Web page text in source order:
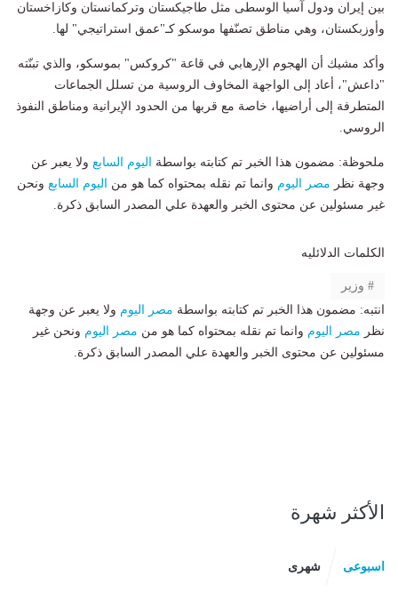
بين إيران ودول آسيا الوسطى مثل طاجيكستان وتركمانستان وكازاخستان
وأوزبكستان، وهي مناطق تصنّفها موسكو كـ"عمق استراتيجي" لها.
وأكد مشيك أن الهجوم الإرهابي في قاعة "كروكس" بموسكو، والذي تبنّته
"داعش"، أعاد إلى الواجهة المخاوف الروسية من تسلل الجماعات
المتطرفة إلى أراضيها، خاصة مع قربها من الحدود الإيرانية ومناطق النفوذ
الروسي.
ملحوظة: مضمون هذا الخبر تم كتابته بواسطة اليوم السابع ولا يعبر عن
وجهة نظر مصر اليوم وانما تم نقله بمحتواه كما هو من اليوم السابع ونحن
غير مسئولين عن محتوى الخبر والعهدة علي المصدر السابق ذكرة.
الكلمات الدلائليه
وزير
انتبه: مضمون هذا الخبر تم كتابته بواسطة مصر اليوم ولا يعبر عن وجهة
نظر مصر اليوم وانما تم نقله بمحتواه كما هو من مصر اليوم ونحن غير
مسئولين عن محتوى الخبر والعهدة علي المصدر السابق ذكرة.
الأكثر شهرة
اسبوعى شهرى